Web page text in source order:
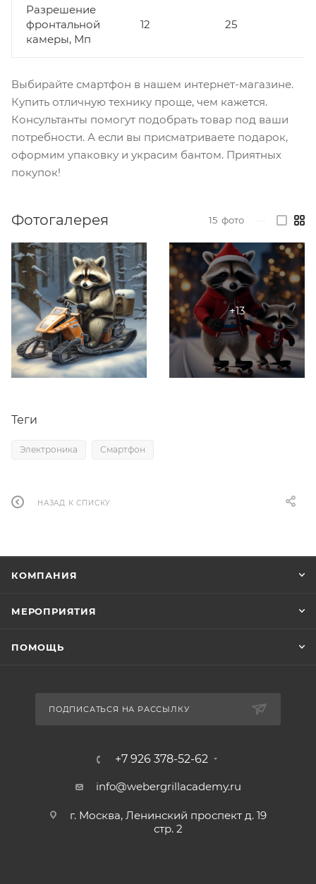
Разрешение
фронтальной
камеры, Мп
12 25
Выбирайте смартфон в нашем интернет-магазине.
Купить отличную технику проще, чем кажется.
Консультанты помогут подобрать товар под ваши
потребности. А если вы присматриваете подарок,
оформим упаковку и украсим бантом. Приятных
покупок!
Фотогалерея 15 фото
Теги
Электроника Смартфон
НАЗАД К СПИСКУ
КОМПАНИЯ
МЕРОПРИЯТИЯ
ПОМОЩЬ
ПОДПИСАТЬСЯ НА РАССЫЛКУ
+7 926 378-52-62
info@webergrillacademy.ru
г. Москва, Ленинский проспект д. 19
стр. 2